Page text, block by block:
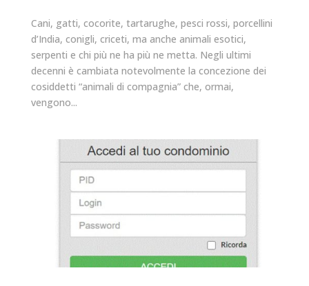
Cani, gatti, cocorite, tartarughe, pesci rossi, porcellini
d’India, conigli, criceti, ma anche animali esotici,
serpenti e chi più ne ha più ne metta. Negli ultimi
decenni è cambiata notevolmente la concezione dei
cosiddetti “animali di compagnia” che, ormai,
vengono...